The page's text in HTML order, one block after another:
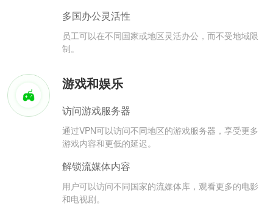
多国办公灵活性
员工可以在不同国家或地区灵活办公，而不受地域限
制。
游戏和娱乐
访问游戏服务器
通过VPN可以访问不同地区的游戏服务器，享受更多
游戏内容和更低的延迟。
解锁流媒体内容
用户可以访问不同国家的流媒体库，观看更多的电影
和电视剧。